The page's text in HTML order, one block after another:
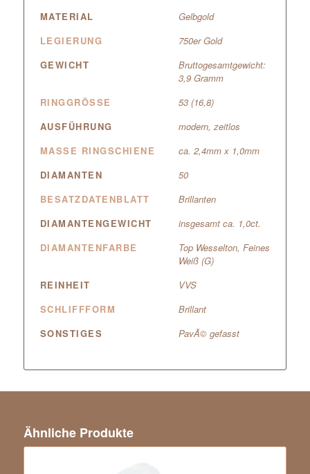
MATERIAL
Gelbgold
LEGIERUNG
750er Gold
GEWICHT
Bruttogesamtgewicht:
3,9 Gramm
RINGGRÖSSE
53 (16,8)
AUSFÜHRUNG
modern, zeitlos
MASSE RINGSCHIENE
ca. 2,4mm x 1,0mm
DIAMANTEN
50
BESATZDATENBLATT
Brillanten
DIAMANTENGEWICHT
insgesamt ca. 1,0ct.
DIAMANTENFARBE
Top Wesselton, Feines
Weiß (G)
REINHEIT
VVS
SCHLIFFFORM
Brillant
SONSTIGES
PavÃ© gefasst
Ähnliche Produkte